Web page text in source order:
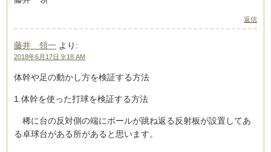
返信
藤井 領一 より:
2018年6月17日 9:18 AM
体幹や足の動かし方を検証する方法
1.体幹を使った打球を検証する方法
稀に台の反対側の端にボールが跳ね返る反射板が設置してあ
る卓球台がある所があると思います。